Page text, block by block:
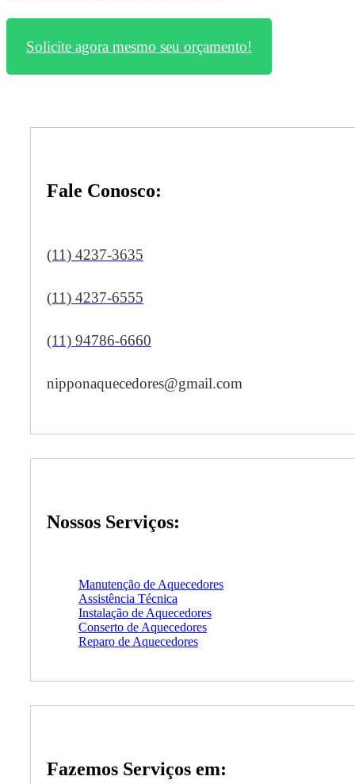
Solicite agora mesmo seu orçamento!
Fale Conosco:
(11) 4237-3635
(11) 4237-6555
(11) 94786-6660
nipponaquecedores@gmail.com
Nossos Serviços:
Manutenção de Aquecedores
Assistência Técnica
Instalação de Aquecedores
Conserto de Aquecedores
Reparo de Aquecedores
Fazemos Serviços em: